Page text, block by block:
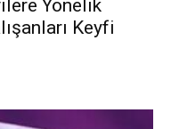
Yönelik
Keyfi